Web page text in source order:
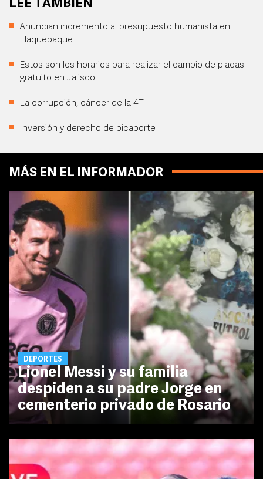
LEE TAMBIÉN
Anuncian incremento al presupuesto humanista en
Tlaquepaque
Estos son los horarios para realizar el cambio de placas
gratuito en Jalisco
La corrupción, cáncer de la 4T
Inversión y derecho de picaporte
MÁS EN EL INFORMADOR
DEPORTES
Lionel Messi y su familia
despiden a su padre Jorge en
cementerio privado de Rosario